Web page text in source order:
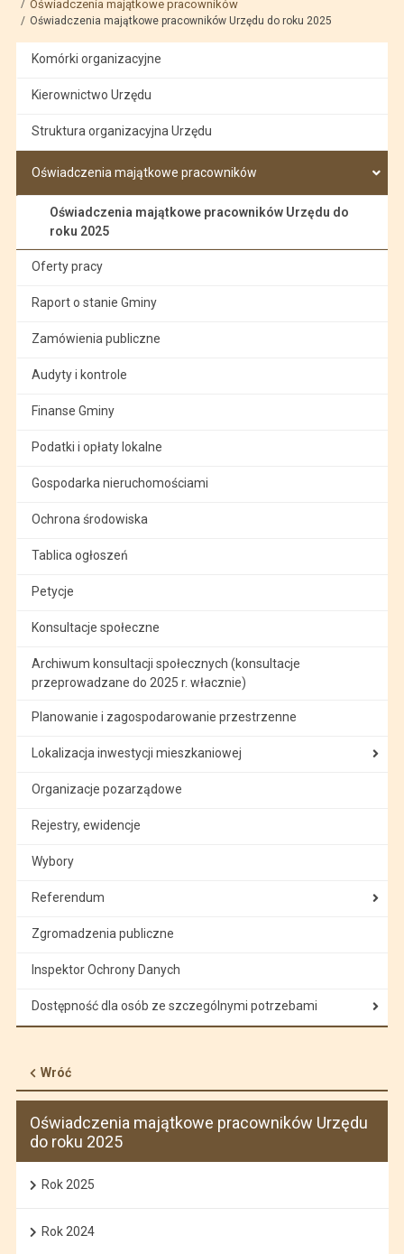
Oświadczenia majątkowe pracowników
Oświadczenia majątkowe pracowników Urzędu do roku 2025
Komórki organizacyjne
Kierownictwo Urzędu
Struktura organizacyjna Urzędu
Oświadczenia majątkowe pracowników
Oświadczenia majątkowe pracowników Urzędu do
roku 2025
Oferty pracy
Raport o stanie Gminy
Zamówienia publiczne
Audyty i kontrole
Finanse Gminy
Podatki i opłaty lokalne
Gospodarka nieruchomościami
Ochrona środowiska
Tablica ogłoszeń
Petycje
Konsultacje społeczne
Archiwum konsultacji społecznych (konsultacje
przeprowadzane do 2025 r. włacznie)
Planowanie i zagospodarowanie przestrzenne
Lokalizacja inwestycji mieszkaniowej
Organizacje pozarządowe
Rejestry, ewidencje
Wybory
Referendum
Zgromadzenia publiczne
Inspektor Ochrony Danych
Dostępność dla osób ze szczególnymi potrzebami
Wróć
Oświadczenia majątkowe pracowników Urzędu
do roku 2025
Rok 2025
Rok 2024